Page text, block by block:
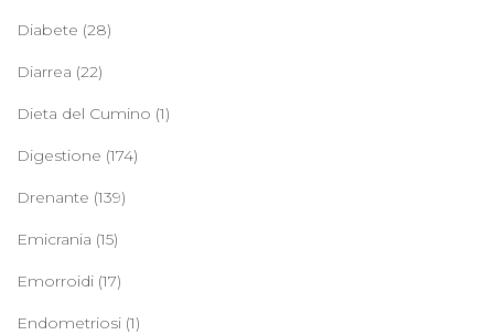
Diabete (28)
Diarrea (22)
Dieta del Cumino (1)
Digestione (174)
Drenante (139)
Emicrania (15)
Emorroidi (17)
Endometriosi (1)